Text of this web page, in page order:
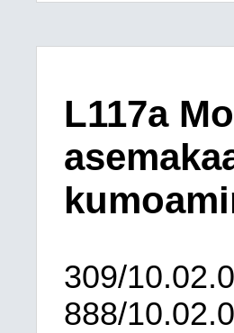
L117a
309/
888/